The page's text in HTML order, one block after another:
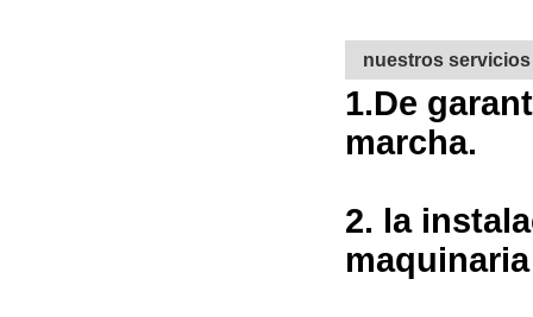
nuestros servicios
1.De
marcha.
2. la